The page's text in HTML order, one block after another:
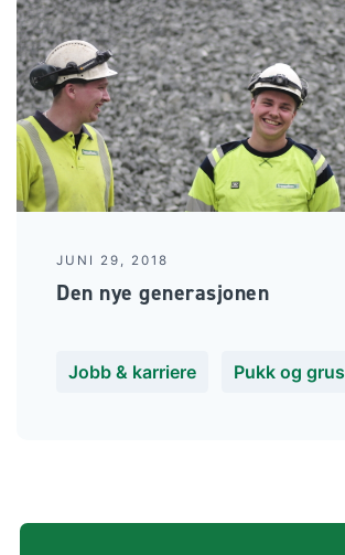
JUNI 29, 2018
Den nye generasjonen
Jobb & karriere Pukk og grus